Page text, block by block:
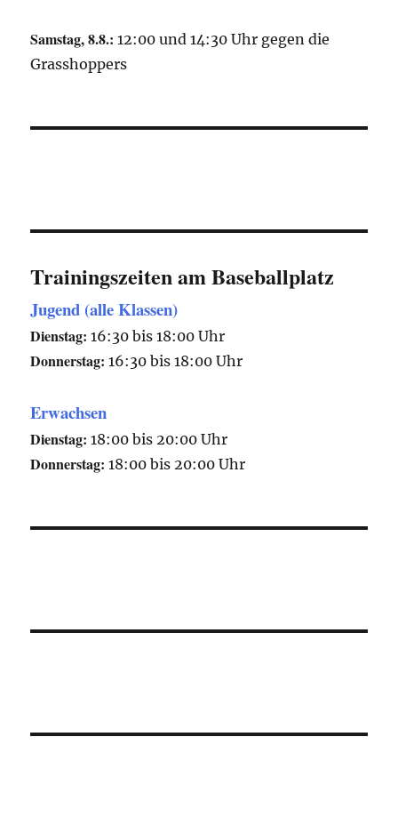
Samstag, 8.8.: 12:00 und 14:30 Uhr gegen die
Grasshoppers
Trainingszeiten am Baseballplatz
Jugend (alle Klassen)
Dienstag: 16:30 bis 18:00 Uhr
Donnerstag: 16:30 bis 18:00 Uhr
Erwachsen
Dienstag: 18:00 bis 20:00 Uhr
Donnerstag: 18:00 bis 20:00 Uhr